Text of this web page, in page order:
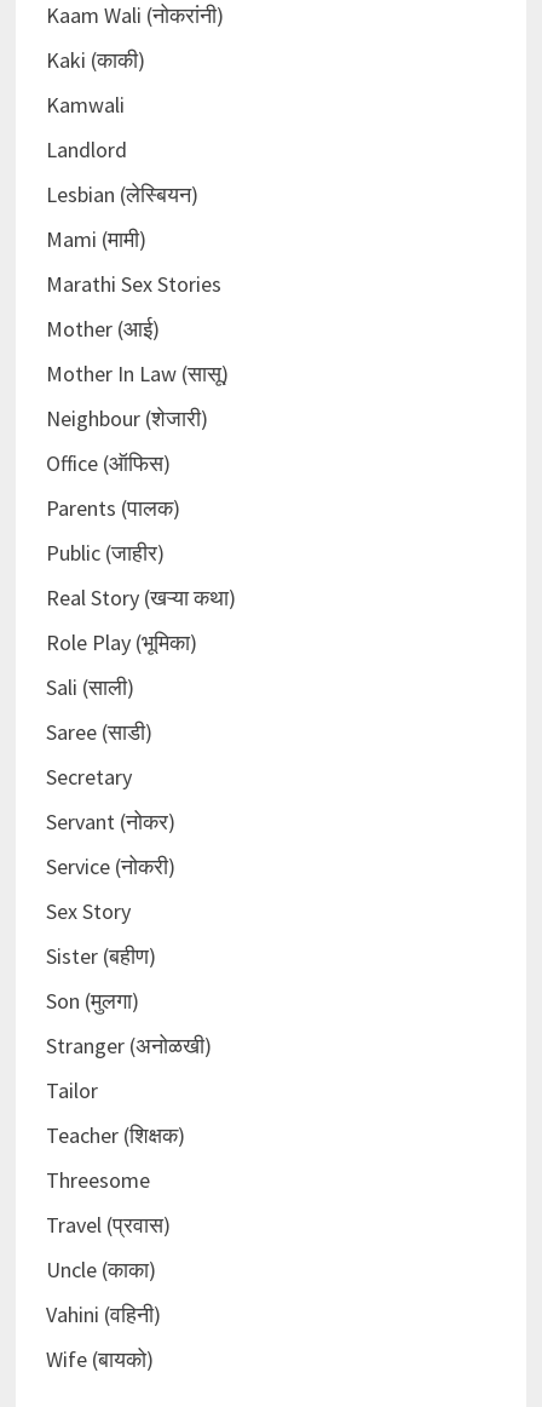
Kaam Wali (नोकरांनी)
Kaki (काकी)
Kamwali
Landlord
Lesbian (लेस्बियन)
Mami (मामी)
Marathi Sex Stories
Mother (आई)
Mother In Law (सासू)
Neighbour (शेजारी)
Office (ऑफिस)
Parents (पालक)
Public (जाहीर)
Real Story (खऱ्या कथा)
Role Play (भूमिका)
Sali (साली)
Saree (साडी)
Secretary
Servant (नोकर)
Service (नोकरी)
Sex Story
Sister (बहीण)
Son (मुलगा)
Stranger (अनोळखी)
Tailor
Teacher (शिक्षक)
Threesome
Travel (प्रवास)
Uncle (काका)
Vahini (वहिनी)
Wife (बायको)